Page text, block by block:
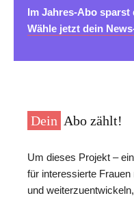
Im Jahres-Abo sparst
Wähle jetzt dein
Dein Abo zählt!
Um dieses Projekt –
für interessierte
und